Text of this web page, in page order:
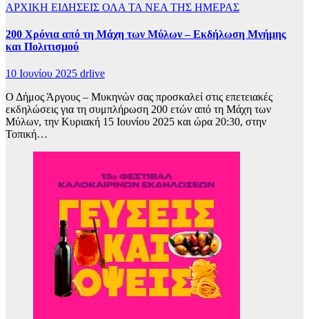
ΑΡΧΙΚΗ ΕΙΔΗΣΕΙΣ ΟΛΑ ΤΑ ΝΕΑ ΤΗΣ ΗΜΕΡΑΣ
200 Χρόνια από τη Μάχη των Μύλων – Εκδήλωση Μνήμης
και Πολιτισμού
10 Ιουνίου 2025 drlive
Ο Δήμος Άργους – Μυκηνών σας προσκαλεί στις επετειακές
εκδηλώσεις για τη συμπλήρωση 200 ετών από τη Μάχη των
Μύλων, την Κυριακή 15 Ιουνίου 2025 και ώρα 20:30, στην
Τοπική…